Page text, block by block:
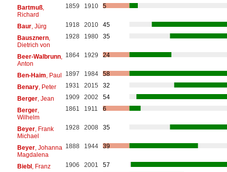
Bartmuß,
Richard
1859 1910 5
Baur, Jürg 1918 2010
45
Bausznern,
Dietrich von
1928 1980 35
Beer-Walbrunn,
Anton
1864 1929 24
Ben-Haim , Paul 1897 1984
58
Benary, Peter 1931 2015
32
Berger, Jean 1909 2002
54
Berger,
Wilhelm
1861 1911 6
Beyer, Frank
Michael
1928 2008 35
Beyer, Johanna
Magdalena
1888 1944 39
Biebl, Franz 1906 2001
57